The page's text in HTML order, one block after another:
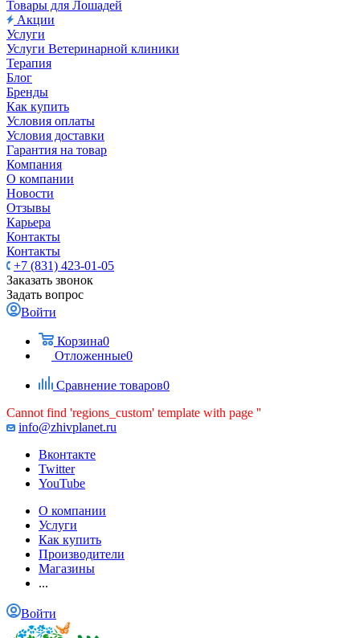
Товары для Лошадей
Акции
Услуги
Услуги Ветеринарной клиники
Терапия
Блог
Бренды
Как купить
Условия оплаты
Условия доставки
Гарантия на товар
Компания
О компании
Новости
Отзывы
Карьера
Контакты
Контакты
+7 (831) 423-01-05
Заказать звонок
Задать вопрос
Войти
Корзина0
Отложенные0
Сравнение товаров0
Cannot find 'regions_custom' template with page ''
info@zhivplanet.ru
Вконтакте
Twitter
YouTube
О компании
Услуги
Как купить
Производители
Магазины
...
Войти